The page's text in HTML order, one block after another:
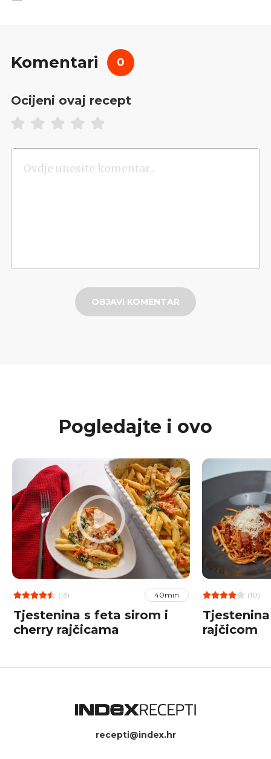
Komentari 0
Ocijeni ovaj recept
OBJAVI KOMENTAR
Pogledajte i ovo
(13) 40min
Tjestenina s feta sirom i
cherry rajčicama
(10)
rajčicom
recepti@index.hr